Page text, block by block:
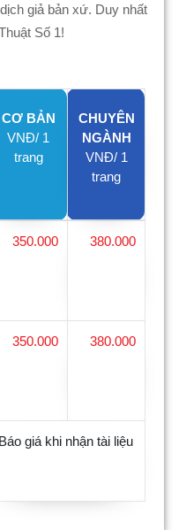
giả bản xứ. Duy nhất
Số 1!
CƠ BẢN
VNĐ/ 1
trang
CHUYÊN
NGÀNH
VNĐ/ 1
trang
350.000 380.000
350.000 380.000
Báo giá khi nhận tài liệu